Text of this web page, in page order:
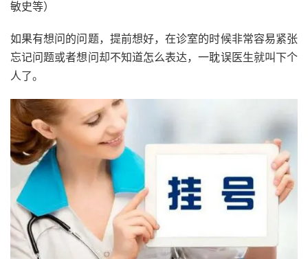
敏史等）
如果有想问的问题，提前想好，在诊室的时候非常容易紧张
忘记问题或者想问却不知道怎么表达，一耽误医生就叫下个
人了。